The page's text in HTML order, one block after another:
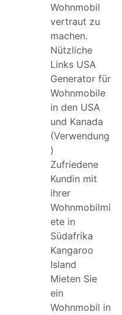
Wohnmobil
vertraut zu
machen.
Nützliche
Links USA
Generator für
Wohnmobile
in den USA
und Kanada
(Verwendung
)
Zufriedene
Kundin mit
ihrer
Wohnmobilmi
ete in
Südafrika
Kangaroo
Island
Mieten Sie
ein
Wohnmobil in